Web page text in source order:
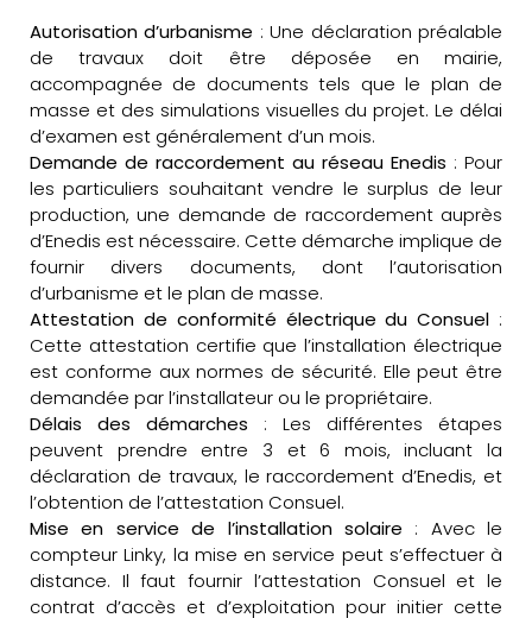
Autorisation d’urbanisme : Une déclaration préalable
de travaux doit être déposée en mairie,
accompagnée de documents tels que le plan de
masse et des simulations visuelles du projet. Le délai
d’examen est généralement d’un mois.
Demande de raccordement au réseau Enedis : Pour
les particuliers souhaitant vendre le surplus de leur
production, une demande de raccordement auprès
d’Enedis est nécessaire. Cette démarche implique de
fournir divers documents, dont l’autorisation
d’urbanisme et le plan de masse.
Attestation de conformité électrique du Consuel :
Cette attestation certifie que l’installation électrique
est conforme aux normes de sécurité. Elle peut être
demandée par l’installateur ou le propriétaire.
Délais des démarches : Les différentes étapes
peuvent prendre entre 3 et 6 mois, incluant la
déclaration de travaux, le raccordement d’Enedis, et
l’obtention de l’attestation Consuel.
Mise en service de l’installation solaire : Avec le
compteur Linky, la mise en service peut s’effectuer à
distance. Il faut fournir l’attestation Consuel et le
contrat d’accès et d’exploitation pour initier cette